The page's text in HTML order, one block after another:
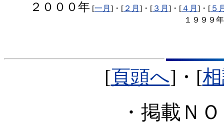
２０００年 [一月 ]・[ ２月 ]・[ ３月 ]・[４月 ]・[ ５
１９９９
[頁頭へ]・[
・掲載Ｎ